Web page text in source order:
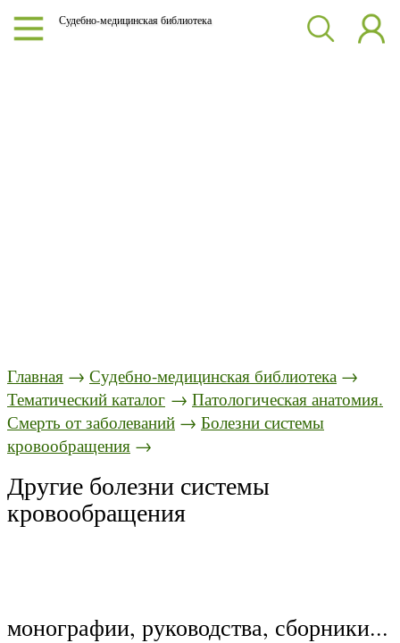
Судебно-медицинская библиотека
Главная → Судебно-медицинская библиотека →
Тематический каталог → Патологическая анатомия.
Смерть от заболеваний → Болезни системы
кровообращения →
Другие болезни системы
кровообращения
монографии, руководства, сборники...